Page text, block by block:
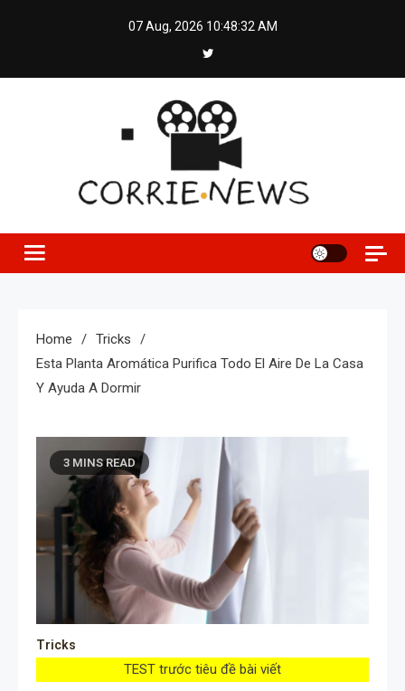
07 Aug, 2026 10:48:33 AM
Home
Tricks
Esta Planta Aromática Purifica Todo El Aire De La Casa
Y Ayuda A Dormir
3 MINS READ
Tricks
TEST trước tiêu đề bài viết